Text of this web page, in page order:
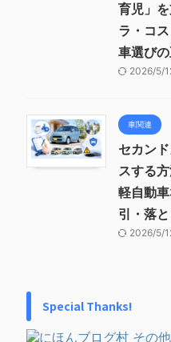
育児」
ラ・コ
車選び
2026/5/
車関連
セカン
スする
軽自動
引・落
2026/5/
Special Thanks!